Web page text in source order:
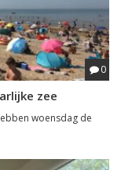
0
zee
woensdag de